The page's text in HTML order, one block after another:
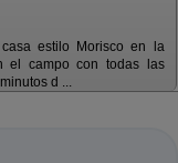
estilo Morisco en la
el campo con todas las
d ...